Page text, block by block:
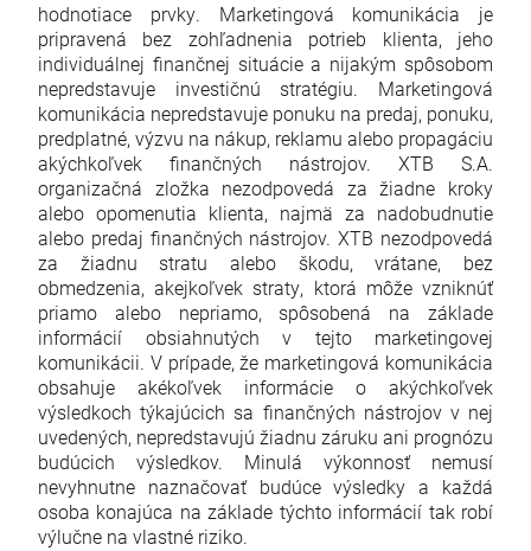
hodnotiace prvky. Marketingová komunikácia je
pripravená bez zohľadnenia potrieb klienta, jeho
individuálnej finančnej situácie a nijakým spôsobom
nepredstavuje investičnú stratégiu. Marketingová
komunikácia nepredstavuje ponuku na predaj, ponuku,
predplatné, výzvu na nákup, reklamu alebo propagáciu
akýchkoľvek finančných nástrojov. XTB S.A.
organizačná zložka nezodpovedá za žiadne kroky
alebo opomenutia klienta, najmä za nadobudnutie
alebo predaj finančných nástrojov. XTB nezodpovedá
za žiadnu stratu alebo škodu, vrátane, bez
obmedzenia, akejkoľvek straty, ktorá môže vzniknúť
priamo alebo nepriamo, spôsobená na základe
informácií obsiahnutých v tejto marketingovej
komunikácii. V prípade, že marketingová komunikácia
obsahuje akékoľvek informácie o akýchkoľvek
výsledkoch týkajúcich sa finančných nástrojov v nej
uvedených, nepredstavujú žiadnu záruku ani prognózu
budúcich výsledkov. Minulá výkonnosť nemusí
nevyhnutne naznačovať budúce výsledky a každá
osoba konajúca na základe týchto informácií tak robí
výlučne na vlastné riziko.